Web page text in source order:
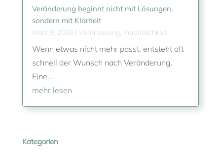
Veränderung beginnt nicht mit Lösungen,
sondern mit Klarheit
März 9, 2026| Veränderung, Persönlichkeit
Wenn etwas nicht mehr passt, entsteht oft
schnell der Wunsch nach Veränderung.
Eine...
mehr lesen
Kategorien